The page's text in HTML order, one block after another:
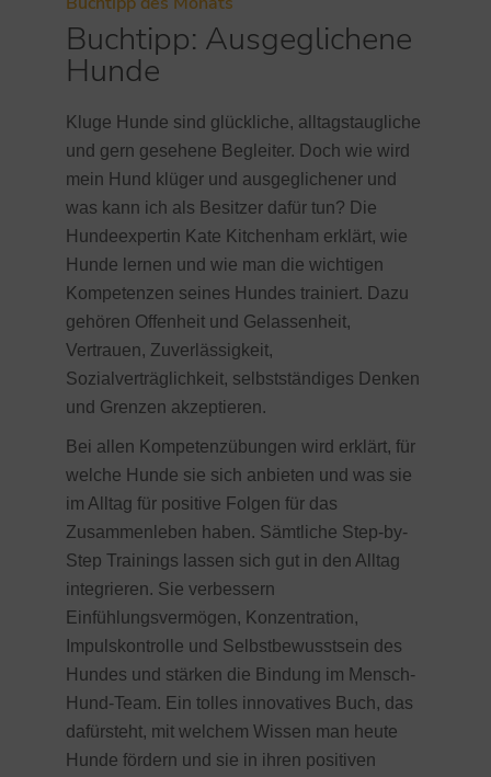
Buchtipp: Ausgeglichene
Hunde
Kluge Hunde sind glückliche, alltagstaugliche
und gern gesehene Begleiter. Doch wie wird
mein Hund klüger und ausgeglichener und
was kann ich als Besitzer dafür tun? Die
Hundeexpertin Kate Kitchenham erklärt, wie
Hunde lernen und wie man die wichtigen
Kompetenzen seines Hundes trainiert. Dazu
gehören Offenheit und Gelassenheit,
Vertrauen, Zuverlässigkeit,
Sozialverträglichkeit, selbstständiges Denken
und Grenzen akzeptieren.
Bei allen Kompetenzübungen wird erklärt, für
welche Hunde sie sich anbieten und was sie
im Alltag für positive Folgen für das
Zusammenleben haben. Sämtliche Step-by-
Step Trainings lassen sich gut in den Alltag
integrieren. Sie verbessern
Einfühlungsvermögen, Konzentration,
Impulskontrolle und Selbstbewusstsein des
Hundes und stärken die Bindung im Mensch-
Hund-Team. Ein tolles innovatives Buch, das
dafürsteht, mit welchem Wissen man heute
Hunde fördern und sie in ihren positiven